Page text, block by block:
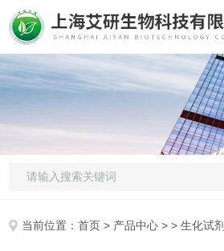
当前位置：首页 > 产品中心 > >生化试剂